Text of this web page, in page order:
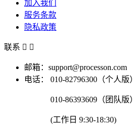
加入我们
服务条款
隐私政策
联系  
邮箱：support@processon.com
电话：
010-82796300（个人版）
010-86393609（团队版）
(工作日 9:30-18:30)